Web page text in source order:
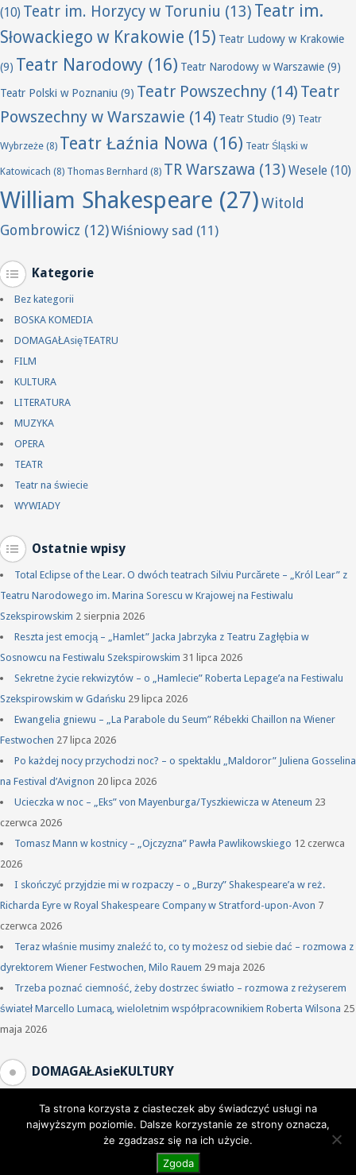
(10) Teatr im. Horzycy w Toruniu (13) Teatr im.
Słowackiego w Krakowie (15) Teatr Ludowy w Krakowie
(9) Teatr Narodowy (16) Teatr Narodowy w Warszawie (9)
Teatr Polski w Poznaniu (9) Teatr Powszechny (14) Teatr
Powszechny w Warszawie (14) Teatr Studio (9) Teatr
Wybrzeże (8) Teatr Łaźnia Nowa (16) Teatr Śląski w
Katowicach (8) Thomas Bernhard (8) TR Warszawa (13) Wesele (10)
William Shakespeare (27)Witold
Gombrowicz (12)Wiśniowy sad (11)
Kategorie
Bez kategorii
BOSKA KOMEDIA
DOMAGAŁAsięTEATRU
FILM
KULTURA
LITERATURA
MUZYKA
OPERA
TEATR
Teatr na świecie
WYWIADY
Ostatnie wpisy
Total Eclipse of the Lear. O dwóch teatrach Silviu Purcărete – „Król Lear” z
Teatru Narodowego im. Marina Sorescu w Krajowej na Festiwalu
Szekspirowskim 2 sierpnia 2026
Reszta jest emocją – „Hamlet” Jacka Jabrzyka z Teatru Zagłębia w
Sosnowcu na Festiwalu Szekspirowskim 31 lipca 2026
Sekretne życie rekwizytów – o „Hamlecie” Roberta Lepage’a na Festiwalu
Szekspirowskim w Gdańsku 29 lipca 2026
Ewangelia gniewu – „La Parabole du Seum” Rébekki Chaillon na Wiener
Festwochen 27 lipca 2026
Po każdej nocy przychodzi noc? – o spektaklu „Maldoror” Juliena Gosselina
na Festival d’Avignon 20 lipca 2026
Ucieczka w noc – „Eks” von Mayenburga/Tyszkiewicza w Ateneum 23
czerwca 2026
Tomasz Mann w kostnicy – „Ojczyzna” Pawła Pawlikowskiego 12 czerwca
2026
I skończyć przyjdzie mi w rozpaczy – o „Burzy” Shakespeare’a w reż.
Richarda Eyre w Royal Shakespeare Company w Stratford-upon-Avon 7
czerwca 2026
Teraz właśnie musimy znaleźć to, co ty możesz od siebie dać – rozmowa z
dyrektorem Wiener Festwochen, Milo Rauem 29 maja 2026
Trzeba poznać ciemność, żeby dostrzec światło – rozmowa z reżyserem
świateł Marcello Lumacą, wieloletnim współpracownikiem Roberta Wilsona 25
maja 2026
DOMAGAŁAsieKULTURY
Ta strona korzysta z ciasteczek aby świadczyć usługi na
najwyższym poziomie. Dalsze korzystanie ze strony oznacza,
że zgadzasz się na ich użycie.
Zgoda